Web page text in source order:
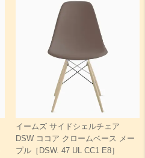
イームズ サイドシェルチェア
DSW ココア クロームベース メー
プル［DSW. 47 UL CC1 E8］